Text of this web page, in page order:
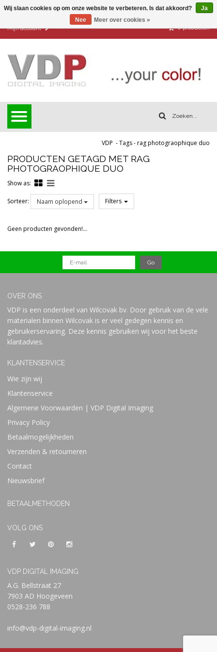
Mijn account 0 producten
VDP -Tags-rag photograophique duo
PRODUCTEN GETAGD MET RAG
PHOTOGRAOPHIQUE DUO
Show as:
Sorteer: Naam oplopend Filters
Prijs
Geen producten gevonden!...
OVER ONS
VDP is een onderdeel van Wilcovak bv. Door gebruik van de vele
materialen binnen Wilcovak is er veel gedegen kennis en
gebruikerservaring. Deze kennis gebruiken wij voor het beste
klantadvies.
KLANTENSERVICE
Wie zijn wij
Klantenservice
Algemene Voorwaarden | VDP Digital Imaging
Privacy Policy
Betaalmogelijkheden
Verzenden & retourneren
Contact
Nieuwsbrief
BETAALMETHODEN
VOLG ONS
VDP DIGITAL IMAGING
A.G. Bellstraat 27
7903 AD Hoogeveen
0528-236 788
info@vdp-digital-imaging.nl
Wij slaan cookies op om onze website te verbeteren. Is dat akkoord?
Ja
Nee
Meer over cookies »